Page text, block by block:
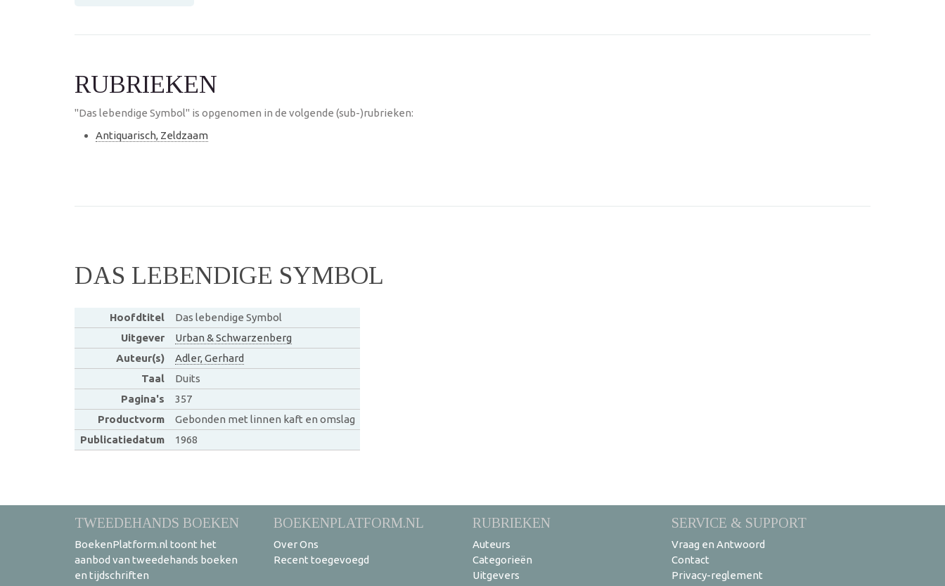
RUBRIEKEN
"Das lebendige Symbol" is opgenomen in de volgende (sub-)rubrieken:
Antiquarisch, Zeldzaam
DAS LEBENDIGE SYMBOL
Hoofdtitel
Das lebendige Symbol
Uitgever
Urban & Schwarzenberg
Auteur(s)
Adler, Gerhard
Taal
Duits
Pagina's
357
Productvorm
Gebonden met linnen kaft en omslag
Publicatiedatum
1968
TWEEDEHANDS BOEKEN
BoekenPlatform.nl toont het
aanbod van tweedehands boeken
en tijdschriften
BOEKENPLATFORM.NL
Over Ons
Recent toegevoegd
RUBRIEKEN
Auteurs
Categorieën
Uitgevers
SERVICE & SUPPORT
Vraag en Antwoord
Contact
Privacy-reglement